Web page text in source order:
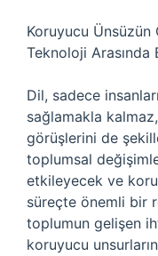
Koruyucu
Teknoloji Arasında
Dil, sadece
sağlamakla
görüşlerini de
toplumsal
etkileyecek ve
süreçte önemli bir
toplumun gelişen
koruyucu